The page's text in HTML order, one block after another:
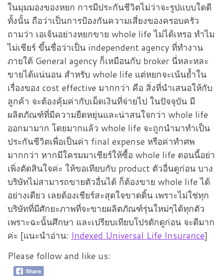
ในมุมมองของหยก การมีประกันชีวิตไม่ว่าจะรูปแบบใดดี
ทั้งนั้น ถือว่าเป็นการป้องกันความเสี่ยงของครอบครัว
ถามว่า เอเจ้นอย่างหยกขาย whole life ไม่ได้เหรอ ทำไม
ไม่เชียร์ ขึ้นชื่อว่าเป็น independent agency ที่ทำงาน
ภายใต้ General agency ก็เหมือนกับ broker นี่หละหละ
ขายได้แน่นอน สำหรับ whole life แต่หยกจะเน้นย้ำใน
เรื่องของ cost effective มากกว่า คือ สิ่งที่นำเสนอให้กับ
ลูกค้า จะต้องคุ้มค่ากับเม็ดเงินที่จ่ายไป ในปัจจุบัน มี
ผลิตภัณฑ์ที่มีความยืดหยุ่นและน่าสนใจกว่า whole life
ออกมามาก โดยมากแล้ว whole life จะถูกนำมาทำเป็น
ประกันชีวิตเพื่อเป็นค่า final expense หรือค่าทำศพ
มากกว่า หากมีใครมมาเชียร์ให้ซื้อ whole life ตอนนี้อย่า
เพิ่งตัดสินใจค่ะ ให้ขอเทียบกับ product ตัวอื่นดูก่อน บาง
บริษัทไม่สามารถขายตัวอื่นได้ ก็ต้องขาย whole life ได้
อย่างเดียว เลยต้องเชียร์สะสุดใจขาดดิ้น เพราะไม่ใช่ทุก
บริษัทที่มีศักยะภาพที่จะขายผลิตภัณฑ์รุ่นใหม่ๆได้ทุกตัว
เพราะฉะนั้นศึกษา และเปรียบเทียบโปรดักดูก่อน จะดีมาก
ค่ะ [แนะนำอ่าน: Indexed Universal Life Insurance]
Please follow and like us: